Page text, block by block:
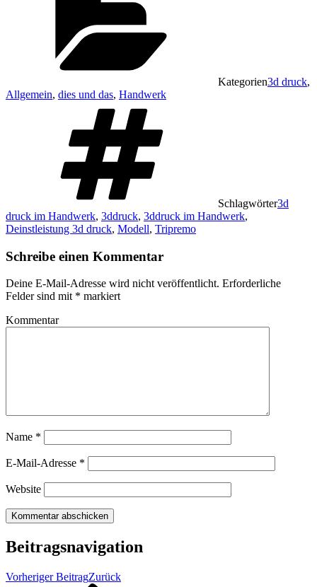
Kategorien3d druck,
Allgemein, dies und das, Handwerk
Schlagwörter3d
druck im Handwerk, 3ddruck, 3ddruck im Handwerk,
Deinstleistung 3d druck, Modell, Tripremo
Schreibe einen Kommentar
Deine E-Mail-Adresse wird nicht veröffentlicht. Erforderliche
Felder sind mit * markiert
Kommentar
Name *
E-Mail-Adresse *
Website
Beitragsnavigation
Vorheriger BeitragZurück